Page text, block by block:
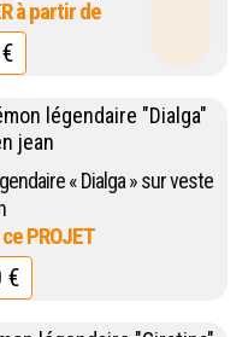
€
« Dialga » sur veste
€